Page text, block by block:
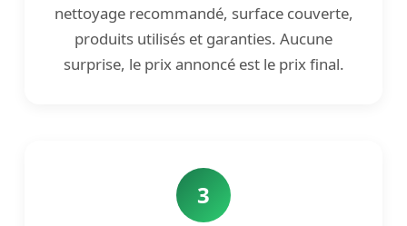
nettoyage recommandé, surface couverte,
produits utilisés et garanties. Aucune
surprise, le prix annoncé est le prix final.
3